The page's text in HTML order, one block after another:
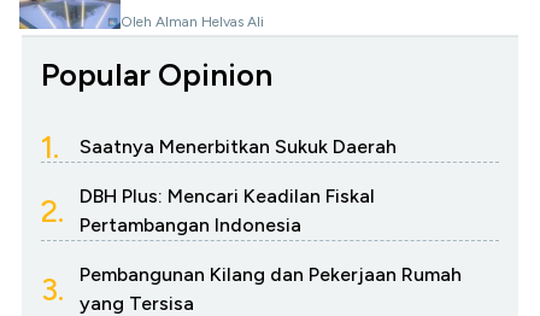
Oleh Alman Helvas Ali
Popular Opinion
1.
Saatnya Menerbitkan Sukuk Daerah
2.
DBH Plus: Mencari Keadilan Fiskal
Pertambangan Indonesia
3.
Pembangunan Kilang dan Pekerjaan Rumah
yang Tersisa